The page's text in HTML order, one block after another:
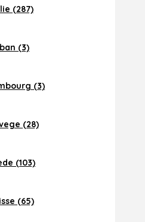
(287)
(3)
(3)
(28)
(103)
(65)